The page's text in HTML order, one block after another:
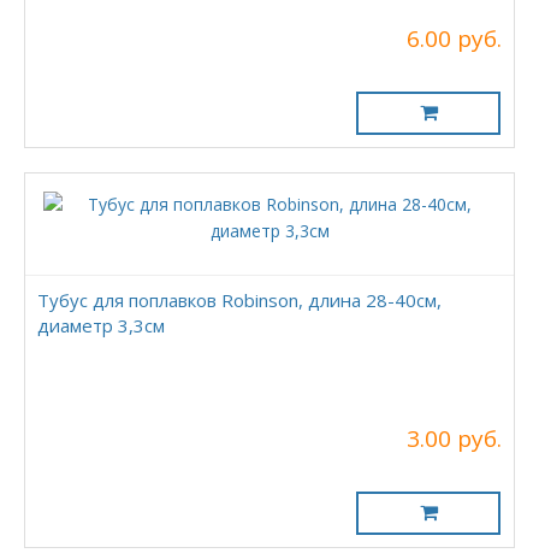
6.00 руб.
Тубус для поплавков Robinson, длина 28-40см,
диаметр 3,3см
3.00 руб.